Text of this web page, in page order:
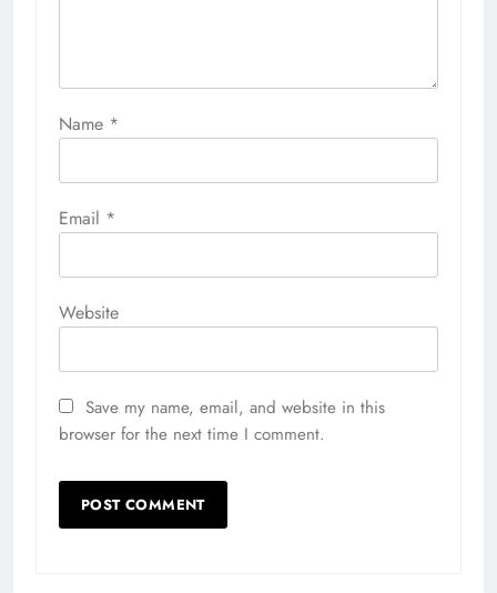
Name *
Email *
Website
Save my name, email, and website in this
browser for the next time I comment.